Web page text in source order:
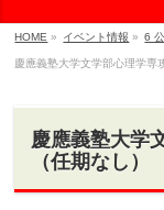
HOME » イベント情報 » 6
慶應義塾大学文学部心理学専
慶應義塾大学
（任期なし）